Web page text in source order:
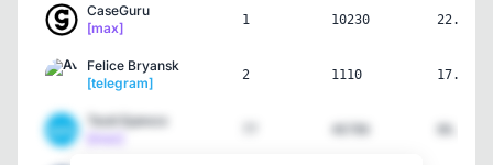
CaseGuru
[max]
1 10230
Felice Bryansk
[telegram]
2 1110
Твой Брянск